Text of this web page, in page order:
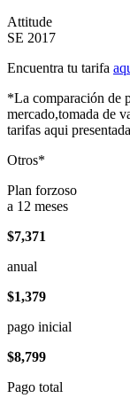
Attitude
SE 2017
Encuentra tu tarifa
*La comparación de
mercado,tomada de
tarifas aqui
Otros*
Plan forzoso
a 12 meses
$7,371
anual
$1,379
pago inicial
$8,799
Pago total